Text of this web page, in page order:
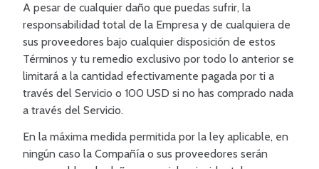
A pesar de cualquier daño que puedas sufrir, la
responsabilidad total de la Empresa y de cualquiera de
sus proveedores bajo cualquier disposición de estos
Términos y tu remedio exclusivo por todo lo anterior se
limitará a la cantidad efectivamente pagada por ti a
través del Servicio o 100 USD si no has comprado nada
a través del Servicio.
En la máxima medida permitida por la ley aplicable, en
ningún caso la Compañía o sus proveedores serán